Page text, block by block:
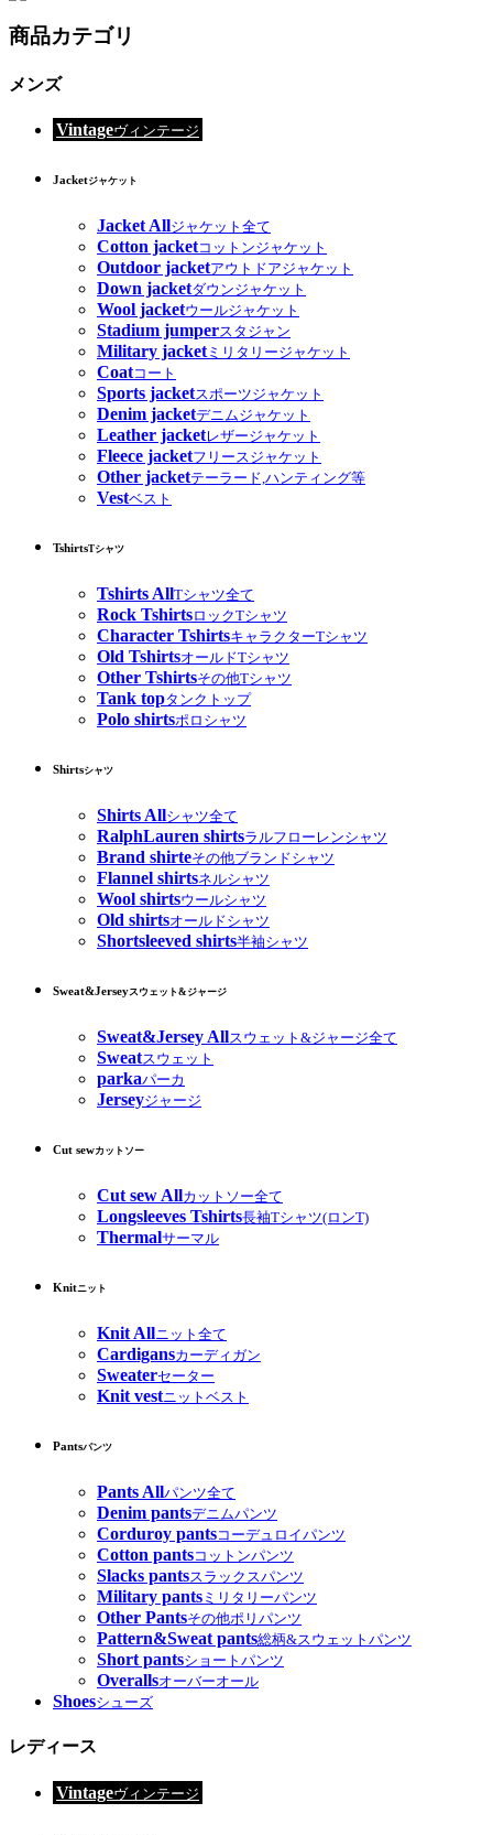
商品カテゴリ
メンズ
Vintageヴィンテージ
Jacketジャケット
Jacket Allジャケット全て
Cotton jacketコットンジャケット
Outdoor jacketアウトドアジャケット
Down jacketダウンジャケット
Wool jacketウールジャケット
Stadium jumperスタジャン
Military jacketミリタリージャケット
Coatコート
Sports jacketスポーツジャケット
Denim jacketデニムジャケット
Leather jacketレザージャケット
Fleece jacketフリースジャケット
Other jacketテーラード,ハンティング等
Vestベスト
TshirtsTシャツ
Tshirts AllTシャツ全て
Rock TshirtsロックTシャツ
Character TshirtsキャラクターTシャツ
Old TshirtsオールドTシャツ
Other Tshirtsその他Tシャツ
Tank topタンクトップ
Polo shirtsポロシャツ
Shirtsシャツ
Shirts Allシャツ全て
RalphLauren shirtsラルフローレンシャツ
Brand shirteその他ブランドシャツ
Flannel shirtsネルシャツ
Wool shirtsウールシャツ
Old shirtsオールドシャツ
Shortsleeved shirts半袖シャツ
Sweat&Jerseyスウェット&ジャージ
Sweat&Jersey Allスウェット&ジャージ全て
Sweatスウェット
parkaパーカ
Jerseyジャージ
Cut sewカットソー
Cut sew Allカットソー全て
Longsleeves Tshirts長袖Tシャツ(ロンT)
Thermalサーマル
Knitニット
Knit Allニット全て
Cardigansカーディガン
Sweaterセーター
Knit vestニットベスト
Pantsパンツ
Pants Allパンツ全て
Denim pantsデニムパンツ
Corduroy pantsコーデュロイパンツ
Cotton pantsコットンパンツ
Slacks pantsスラックスパンツ
Military pants ミリタリーパンツ
Other Pantsその他ポリパンツ
Pattern&Sweat pants総柄&スウェットパンツ
Short pantsショートパンツ
Overallsオーバーオール
Shoesシューズ
レディース
Vintageヴィンテージ